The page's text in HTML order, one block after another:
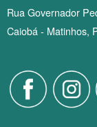
Rua Governador
Caiobá - Matinhos,